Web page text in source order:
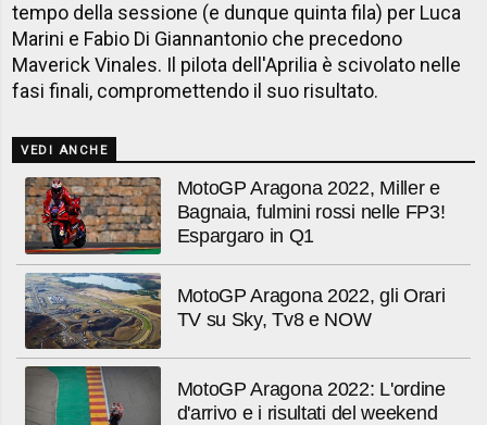
tempo della sessione (e dunque quinta fila) per Luca
Marini e Fabio Di Giannantonio che precedono
Maverick Vinales. Il pilota dell'Aprilia è scivolato nelle
fasi finali, compromettendo il suo risultato.
VEDI ANCHE
MotoGP Aragona 2022, Miller e
Bagnaia, fulmini rossi nelle FP3!
Espargaro in Q1
MotoGP Aragona 2022, gli Orari
TV su Sky, Tv8 e NOW
MotoGP Aragona 2022: L'ordine
d'arrivo e i risultati del weekend